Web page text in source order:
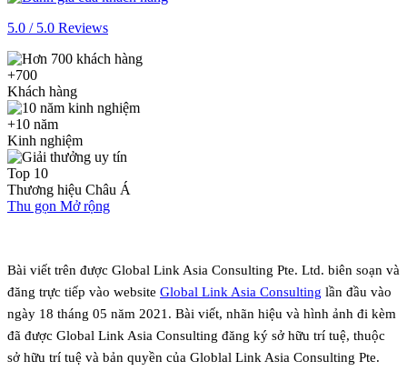
5.0 / 5.0 Reviews
+700
Khách hàng
+10 năm
Kinh nghiệm
Top 10
Thương hiệu Châu Á
Thu gọn Mở rộng
Bài viết trên được Global Link Asia Consulting Pte. Ltd. biên soạn và
đăng trực tiếp vào website Global Link Asia Consulting lần đầu vào
ngày 18 tháng 05 năm 2021. Bài viết, nhãn hiệu và hình ảnh đi kèm
đã được Global Link Asia Consulting đăng ký sở hữu trí tuệ, thuộc
sở hữu trí tuệ và bản quyền của Globlal Link Asia Consulting Pte.